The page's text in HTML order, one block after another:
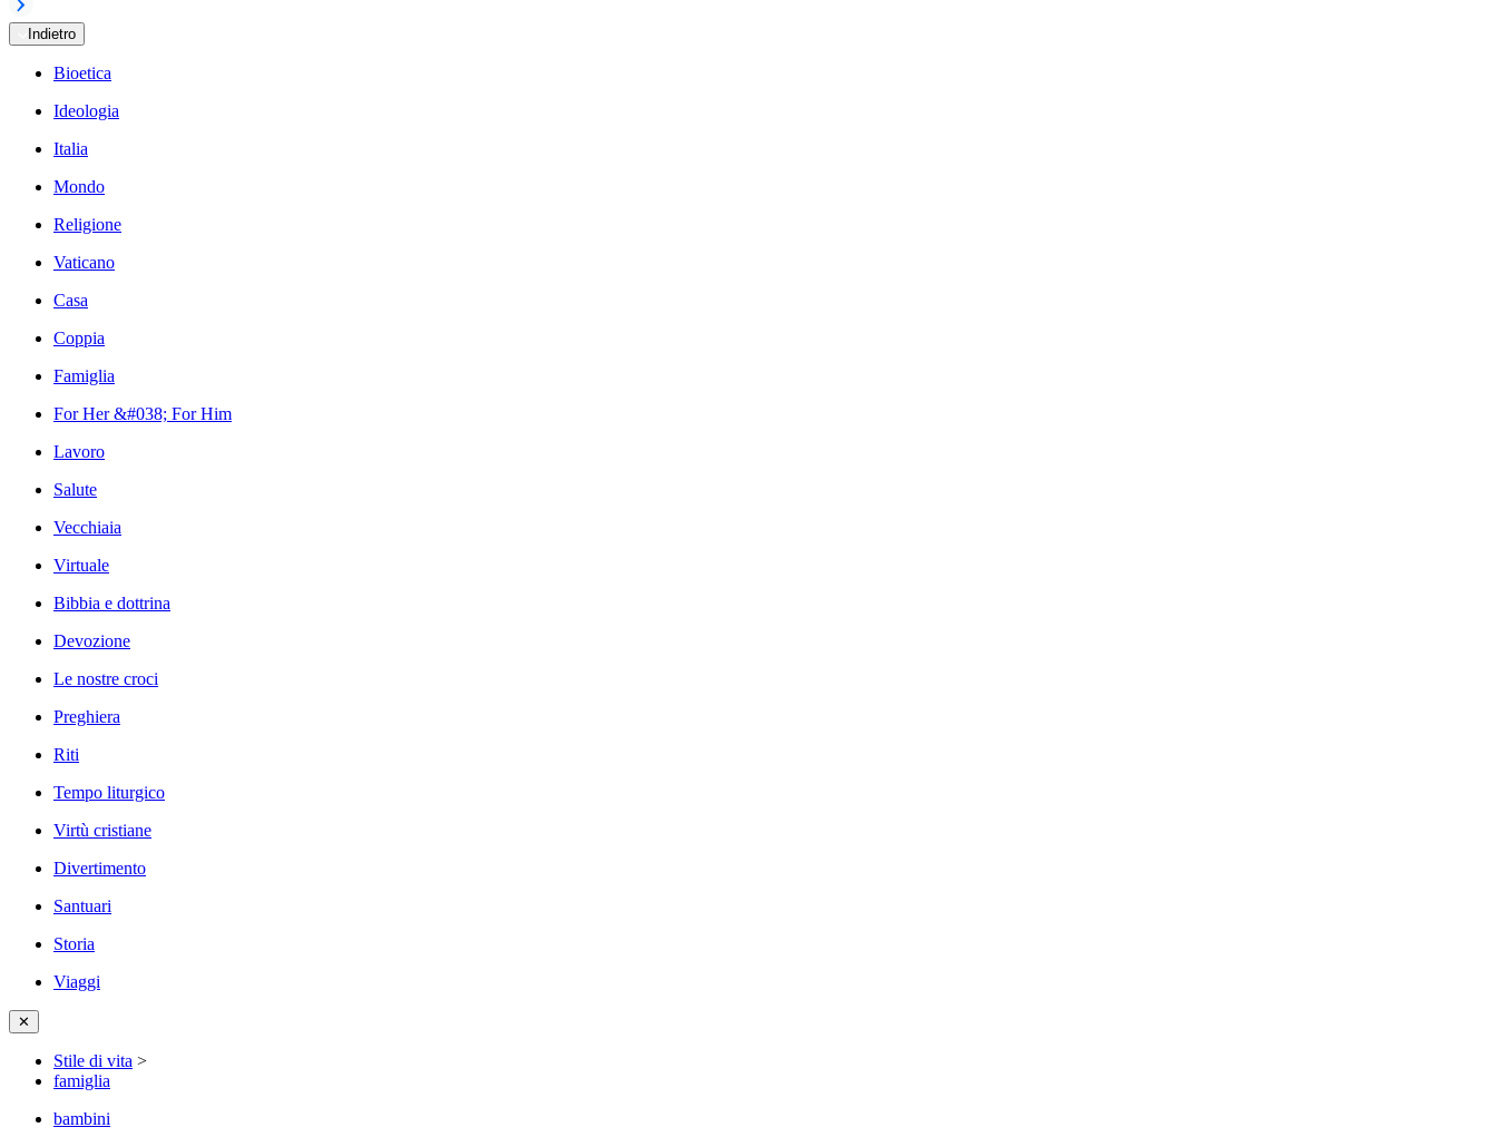
Indietro
Bioetica
Ideologia
Italia
Mondo
Religione
Vaticano
Casa
Coppia
Famiglia
For Her &#038; For Him
Lavoro
Salute
Vecchiaia
Virtuale
Bibbia e dottrina
Devozione
Le nostre croci
Preghiera
Riti
Tempo liturgico
Virtù cristiane
Divertimento
Santuari
Storia
Viaggi
✕
Stile di vita >
famiglia
bambini